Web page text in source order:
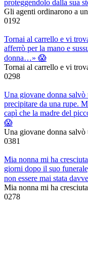
proteggendolo dalla sua
Gli agenti ordinarono a
0192
Tornai al carrello e vi
afferrò per la mano e
donna…» 😱
Tornai al carrello e vi
0298
Una giovane donna
precipitare da una rupe.
capì che la madre del
😱
Una giovane donna
0381
Mia nonna mi ha
giorni dopo il suo
non essere mai stata
Mia nonna mi ha
0278